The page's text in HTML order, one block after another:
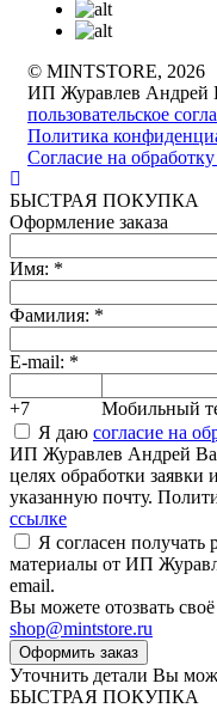
© MINTSTORE, 2026
ИП Журавлев Андрей
пользовательское
Политика
Согласие на
БЫСТРАЯ ПОКУПКА
Оформление заказа
Имя: *
Фамилия: *
E-mail: *
+7 Мобильный
Я даю согласие на
ИП Журавлев Андрей
целях обработки
указанную почту.
ссылке
Я согласен
материалы от ИП
email.
Вы можете отозвать
shop@mintstore.ru
Оформить заказ
Уточнить детали Вы
БЫСТРАЯ ПОКУПКА